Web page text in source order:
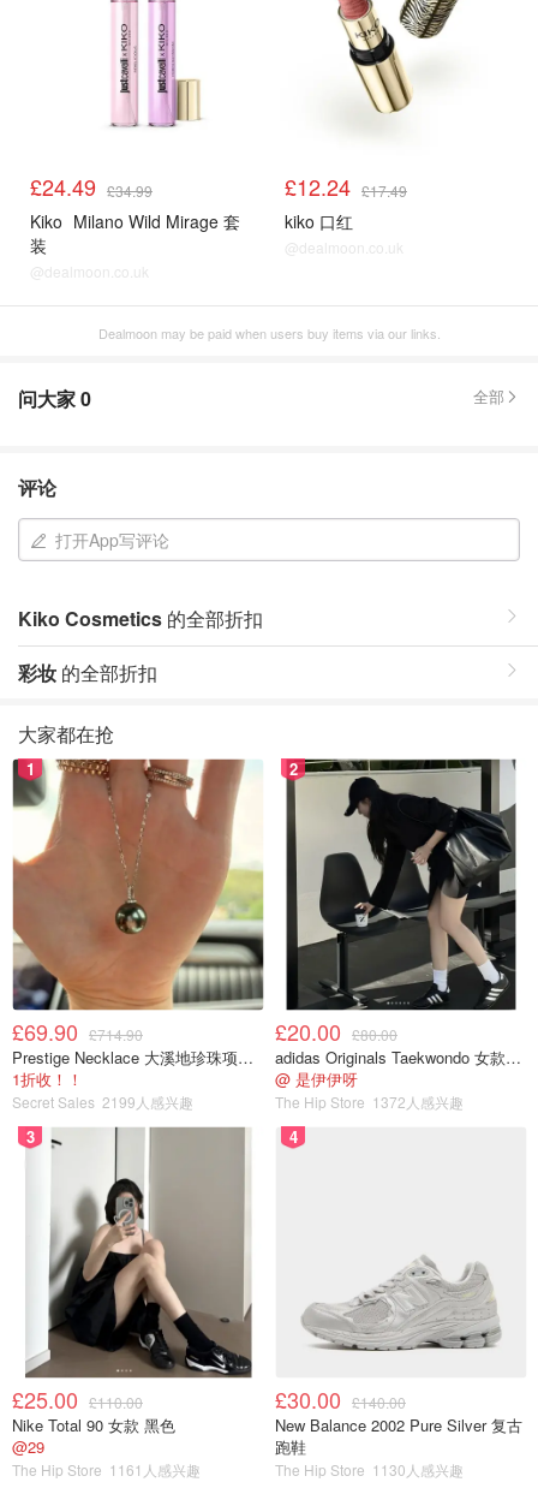
£24.49 £34.99
Kiko Milano Wild Mirage 套
装
@dealmoon.co.uk
£12.24 £17.49
kiko 口红
@dealmoon.co.uk
Dealmoon may be paid when users buy items via our links.
问大家0 全部
评论
打开App写评论
Kiko Cosmetics 的全部折扣
彩妆 的全部折扣
大家都在抢
1
£69.90 £714.90
Prestige Necklace 大溪地珍珠项链 10-11mm
1折收！！
Secret Sales 2199人感兴趣
2
£20.00 £80.00
adidas Originals Taekwondo 女款黑色运动鞋
@ 是伊伊呀
The Hip Store 1372人感兴趣
3
£25.00 £110.00
Nike Total 90 女款 黑色
@29
The Hip Store 1161人感兴趣
4
£30.00 £140.00
New Balance 2002 Pure Silver 复古
跑鞋
The Hip Store 1130人感兴趣